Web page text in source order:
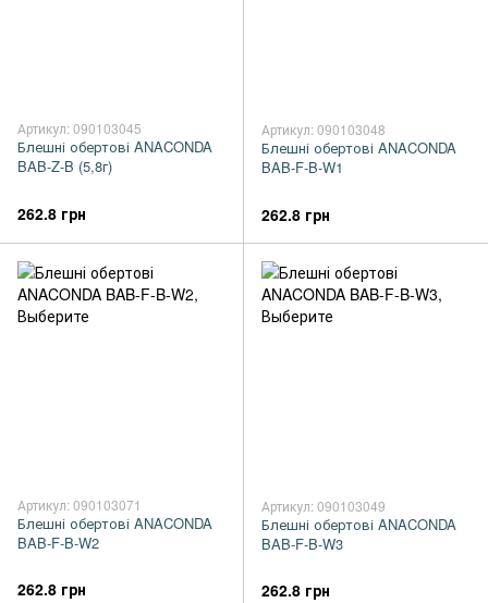
Артикул: 090103045
Блешні обертові ANACONDA
BAB-Z-B (5,8г)
262.8 грн
Артикул: 090103048
Блешні обертові ANACONDA
BAB-F-B-W1
262.8 грн
Артикул: 090103071
Блешні обертові ANACONDA
BAB-F-B-W2
262.8 грн
Артикул: 090103049
Блешні обертові ANACONDA
BAB-F-B-W3
262.8 грн